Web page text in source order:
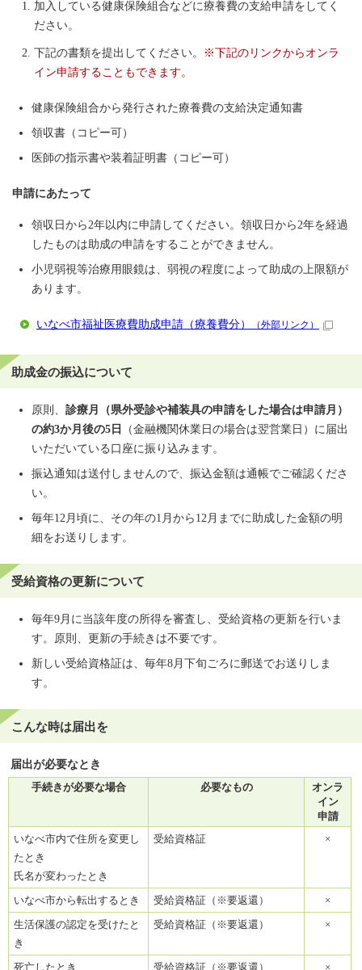
加入している健康保険組合などに療養費の支給申請をしてく
ださい。
下記の書類を提出してください。
※下記のリンクからオンラ
イン申請することもできます。
健康保険組合から発行された療養費の支給決定通知書
領収書（コピー可）
医師の指示書や装着証明書（コピー可）
申請にあたって
領収日から2年以内に申請してください。領収日から2年を経過
したものは助成の申請をすることができません。
小児弱視等治療用眼鏡は、弱視の程度によって助成の上限額が
あります。
いなべ市福祉医療費助成申請（療養費分） （外部リンク）
助成金の振込について
原則、 診療月（県外受診や補装具の申請をした場合は申請月）
の約3か月後の5日
（金融機関休業日の場合は翌営業日）に届出
いただいている口座に振り込みます。
振込通知は送付しませんので、振込金額は通帳でご確認くださ
い。
毎年12月頃に、その年の1月から12月までに助成した金額の明
細をお送りします。
受給資格の更新について
毎年9月に当該年度の所得を審査し、受給資格の更新を行いま
す。原則、更新の手続きは不要です。
新しい受給資格証は、毎年8月下旬ごろに郵送でお送りしま
す。
こんな時は届出を
届出が必要なとき
手続きが必要な場合
必要なもの
オンラ
イン
申請
いなべ市内で住所を変更し
たとき
氏名が変わったとき
受給資格証 ×
いなべ市から転出するとき 受給資格証（※要返還）
×
生活保護の認定を受けたと
き
受給資格証（※要返還） ×
死亡したとき
受給資格証（※要返還）
×